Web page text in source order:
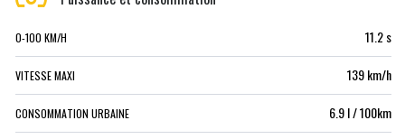
0-100 KM/H 11.2 s
VITESSE MAXI 139 km/h
CONSOMMATION URBAINE 6.9 l / 100km